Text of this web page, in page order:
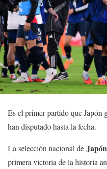
Es el primer partido que Japón
han disputado hasta la fecha.
La selección nacional de Japón
primera victoria de la historia